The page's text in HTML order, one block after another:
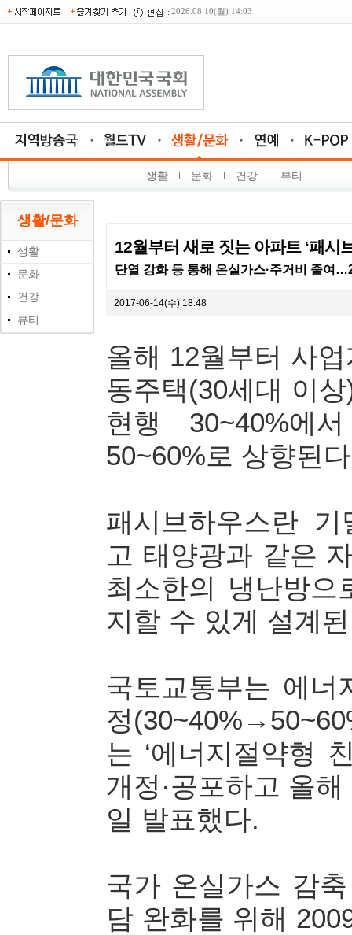
2026.08.10(월) 14:03
생활 문화 건강 뷰티
생활/문화
생활
문화
건강
뷰티
12월부터 새로 짓는 아파트 ‘패시
단열 강화 등 통해 온실가스·주거비 줄여
2017-06-14(수) 18:48
올해 12월부터 사
동주택(30세대 이
현행 30~40%에
50~60%로 상향된
패시브하우스란
고 태양광과 같은
최소한의 냉난방
지할 수 있게 설계
국토교통부는 에
정
는 ‘에너지절약형
개정·공포하고 올
일 발표했다.
국가 온실가스 감
담 완화를 위해